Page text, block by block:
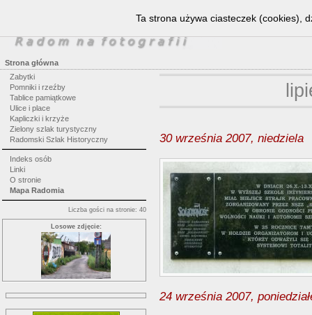
Strona główna
Zabytki
Pomniki i rzeźby
Tablice pamiątkowe
Ulice i place
Kapliczki i krzyże
Zielony szlak turystyczny
Radomski Szlak Historyczny
Indeks osób
Linki
O stronie
Mapa Radomia
Liczba gości na stronie: 40
Losowe zdjęcie:
30 września 2007, niedziela
24 września 2007,
Ta strona używa ciasteczek (cookies),